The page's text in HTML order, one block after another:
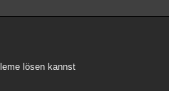
lösen kannst